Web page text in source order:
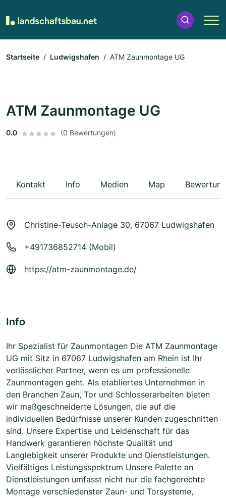
Startseite Ludwigshafen ATM Zaunmontage UG
ATM Zaunmontage UG
0.0 (0 Bewertungen)
Kontakt Info Medien Map
Christine-Teusch-Anlage 30, 67067 Ludwigshafen
+491736852714 (Mobil)
https://atm-zaunmontage.de/
Info
Ihr Spezialist für Zaunmontagen Die ATM Zaunmontage
UG mit Sitz in 67067 Ludwigshafen am Rhein ist Ihr
verlässlicher Partner, wenn es um professionelle
Zaunmontagen geht. Als etabliertes Unternehmen in
den Branchen Zaun, Tor und Schlosserarbeiten bieten
wir maßgeschneiderte Lösungen, die auf die
individuellen Bedürfnisse unserer Kunden zugeschnitten
sind. Unsere Expertise und Leidenschaft für das
Handwerk garantieren höchste Qualität und
Langlebigkeit unserer Produkte und Dienstleistungen.
Vielfältiges Leistungsspektrum Unsere Palette an
Dienstleistungen umfasst nicht nur die fachgerechte
Montage verschiedenster Zaun- und Torsysteme,